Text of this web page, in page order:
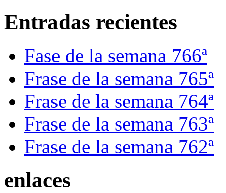
Entradas recientes
Fase de la semana 766ª
Frase de la semana 765ª
Frase de la semana 764ª
Frase de la semana 763ª
Frase de la semana 762ª
enlaces